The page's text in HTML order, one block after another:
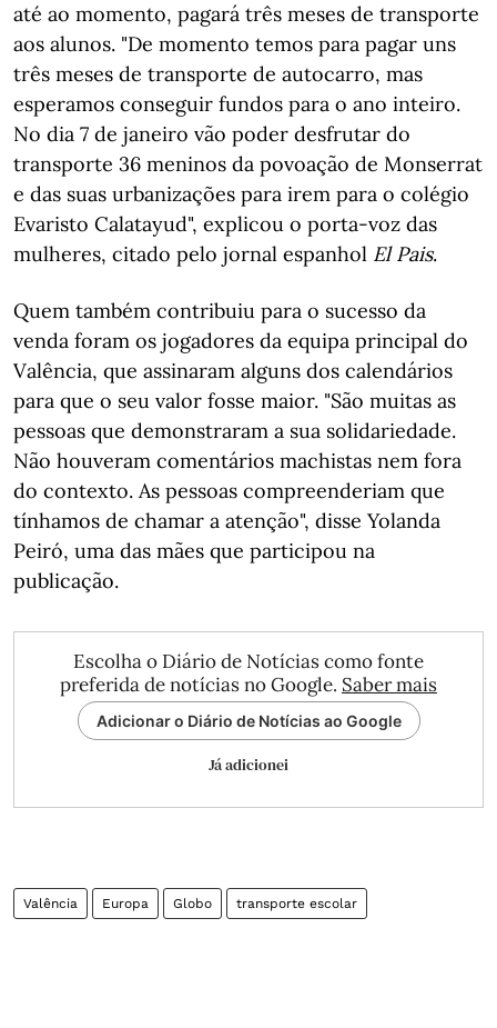
até ao momento, pagará três meses de transporte
aos alunos. "De momento temos para pagar uns
três meses de transporte de autocarro, mas
esperamos conseguir fundos para o ano inteiro.
No dia 7 de janeiro vão poder desfrutar do
transporte 36 meninos da povoação de Monserrat
e das suas urbanizações para irem para o colégio
Evaristo Calatayud", explicou o porta-voz das
mulheres, citado pelo jornal espanhol El Pais.
Quem também contribuiu para o sucesso da
venda foram os jogadores da equipa principal do
Valência, que assinaram alguns dos calendários
para que o seu valor fosse maior. "São muitas as
pessoas que demonstraram a sua solidariedade.
Não houveram comentários machistas nem fora
do contexto. As pessoas compreenderiam que
tínhamos de chamar a atenção", disse Yolanda
Peiró, uma das mães que participou na
publicação.
Escolha o Diário de Notícias como fonte
preferida de notícias no Google. Saber mais
Adicionar o Diário de Notícias ao Google
Já adicionei
Valência Europa Globo transporte escolar